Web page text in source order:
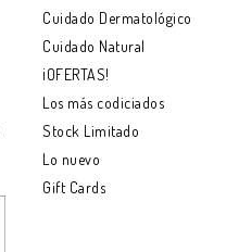
Cuidado Dermatológico
Cuidado Natural
¡OFERTAS!
Los más codiciados
Stock Limitado
Lo nuevo
Gift Cards